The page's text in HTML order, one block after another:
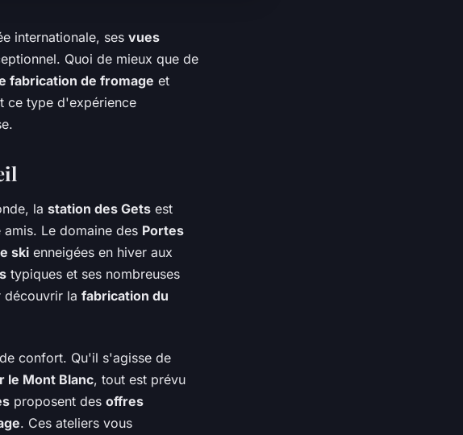
internationale, ses vues
Quoi de mieux que de
fabrication de fromage et
ce type d'expérience
la station des Gets est
Le domaine des Portes
ski enneigées en hiver aux
typiques et ses nombreuses
découvrir la fabrication du
confort. Qu'il s'agisse de
le Mont Blanc, tout est prévu
proposent des offres
. Ces ateliers vous